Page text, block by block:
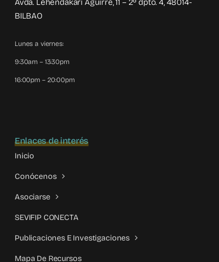
BILBAO
Lunes a viernes:
9:30am – 13:30pm
16:00pm – 20:00pm
Enlaces de interés
Inicio
Conócenos
Asociarse
SEVIFIP CONECTA
Publicaciones E Investigaciones
Mapa De Recursos